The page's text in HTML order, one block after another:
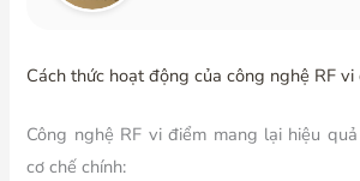
Cách thức hoạt động của công nghệ RF vi
Công nghệ RF vi điểm mang lại hiệu
cơ chế chính: